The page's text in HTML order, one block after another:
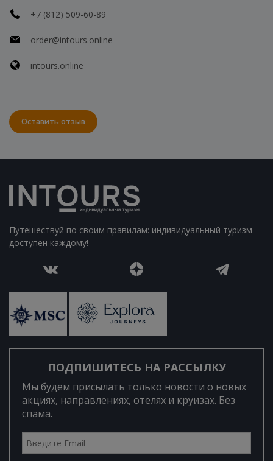
+7 (812) 509-60-89
order@intours.online
intours.online
Оставить отзыв
Путешествуй по своим правилам: индивидуальный туризм -
доступен каждому!
ПОДПИШИТЕСЬ НА РАССЫЛКУ
Мы будем присылать только новости о новых
акциях, направлениях, отелях и круизах. Без
спама.